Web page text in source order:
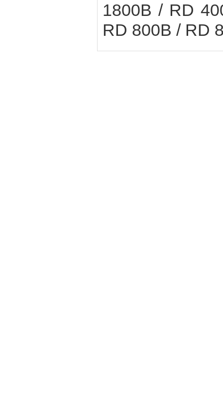
1800B / RD
RD 800B / RD